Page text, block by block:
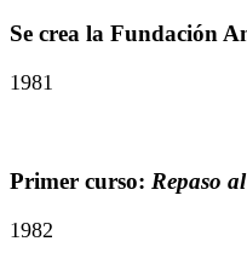
Se crea la Fundación
1981
Primer curso: Repaso
1982